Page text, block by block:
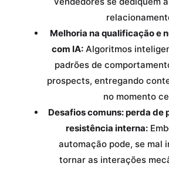
Melhoria na qualificação e
com IA:Algoritmos
padrões de
prospects, entregando
no momento
Desafios comuns: perda de
resistência interna:
automação pode, se mal
tornar as interações